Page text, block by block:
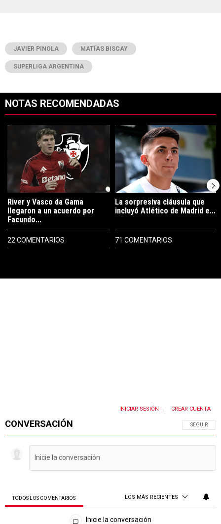
JAVIER PINOLA MATÍAS BISCAY
SUPERLIGA ARGENTINA
NOTAS RECOMENDADAS
Un artículo de tendencia con el título "River y Vasco da Gama
River y Vasco da Gama
llegaron a un acuerdo por
Facundo...
22 COMENTARIOS
Un artículo de tendencia con el
La sorpresiva cláusula que
incluyó Atlético de Madrid e...
71 COMENTARIOS
CONVERSACIÓN SIGA ESTA
SEGUIR
INICIAR SESIÓN | CREAR CUENTA
TODOS LOS COMENTARIOS LOS MÁS RECIENTES
Todos los comentarios
Inicie la conversación